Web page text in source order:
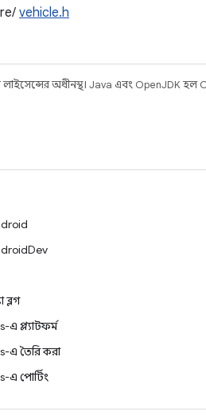
vehicle.h
লাইসেন্সের অধীনস্থ। Java এবং OpenJDK হল
ব্লগ
প্ল্যাটফর্ম
এ তৈরি করা
এ পোর্টিং